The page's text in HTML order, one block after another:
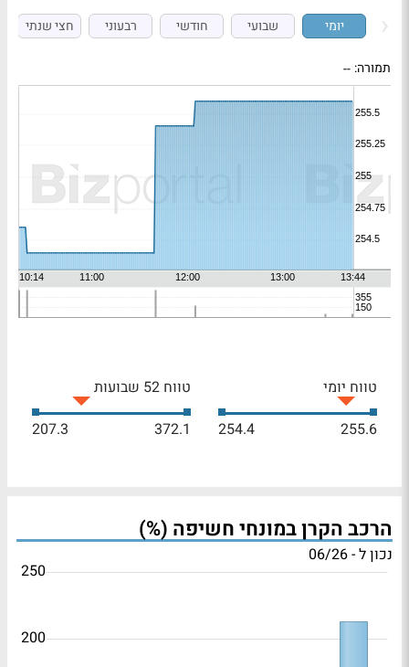
יומי שבועי חודשי רבעוני חצי שנתי
תמורה: --
טווח יומי
255.6
254.4
טווח 52 שבועות
372.1
207.3
הרכב הקרן במונחי חשיפה (%)
נכון ל - 06/26
200
250